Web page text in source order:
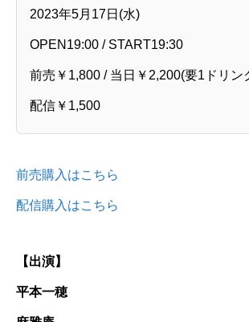
2023年5月17日(水)
OPEN19:00 / START19:30
前売￥1,800 / 当日￥2,200(要1ドリン
配信￥1,500
前売購入はこちら
配信購入はこちら
【出演】
平本一穂